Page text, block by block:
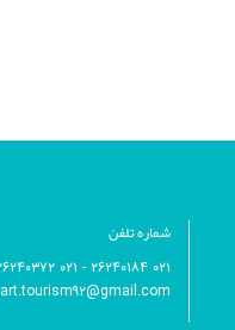
شماره تلفن
art.tourism۹۲@gmail.com